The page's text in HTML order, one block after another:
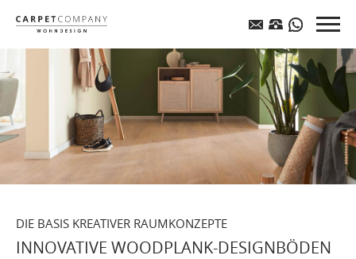
DIE BASIS KREATIVER RAUMKONZEPTE
INNOVATIVE WOODPLANK-DESIGNBÖDEN